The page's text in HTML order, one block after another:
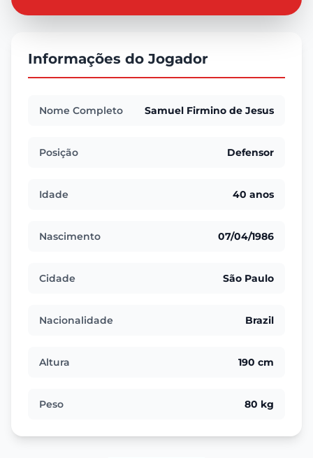
Informações do Jogador
Nome Completo Samuel Firmino de Jesus
Posição Defensor
Idade 40 anos
Nascimento 07/04/1986
Cidade São Paulo
Nacionalidade Brazil
Altura 190 cm
Peso 80 kg